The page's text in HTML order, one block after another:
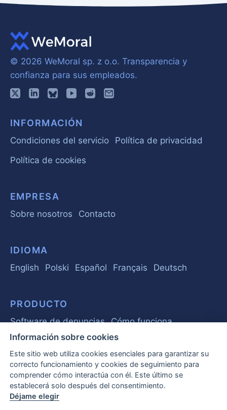
© 2026 WeMoral sp. z o.o. Transparencia y
confianza para sus empleados.
INFORMACIÓN
Condiciones del servicio
Política de privacidad
Política de cookies
EMPRESA
Sobre nosotros Contacto
IDIOMA
English Polski Español Français Deutsch
PRODUCTO
Software de denuncias Cómo funciona
GUÍA
Conceptos básicos Legislación
Negocio
Preguntas frecuentes
Información sobre cookies
Este sitio web utiliza cookies esenciales para garantizar su
correcto funcionamiento y cookies de seguimiento para
comprender cómo interactúa con él. Este último se
establecerá solo después del consentimiento.
Déjame elegir